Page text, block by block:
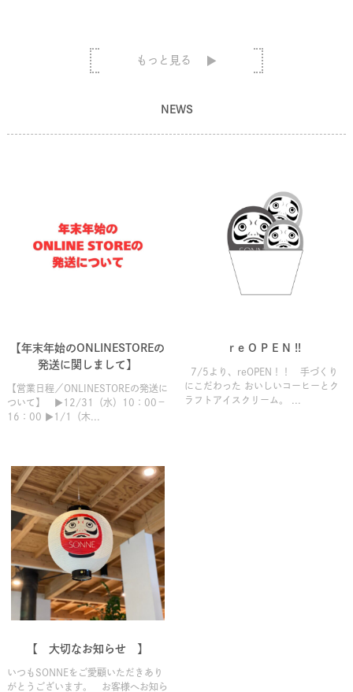
もっと見る
NEWS
【年末年始のONLINESTOREの
発送に関しまして】
【営業日程／ONLINESTOREの発送に
ついて】 ▶12/31（水）10：00－
16：00 ▶1/1（木...
r e O P E N !!
7/5より、reOPEN！！ 手づくり
にこだわった おいしいコーヒーとク
ラフトアイスクリーム。 ...
【 大切なお知らせ 】
いつもSONNEをご愛顧いただきあり
がとうございます。 お客様へお知ら